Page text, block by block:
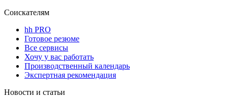
Соискателям
hh PRO
Готовое резюме
Все сервисы
Хочу у вас работать
Производственный календарь
Экспертная рекомендация
Новости и статьи